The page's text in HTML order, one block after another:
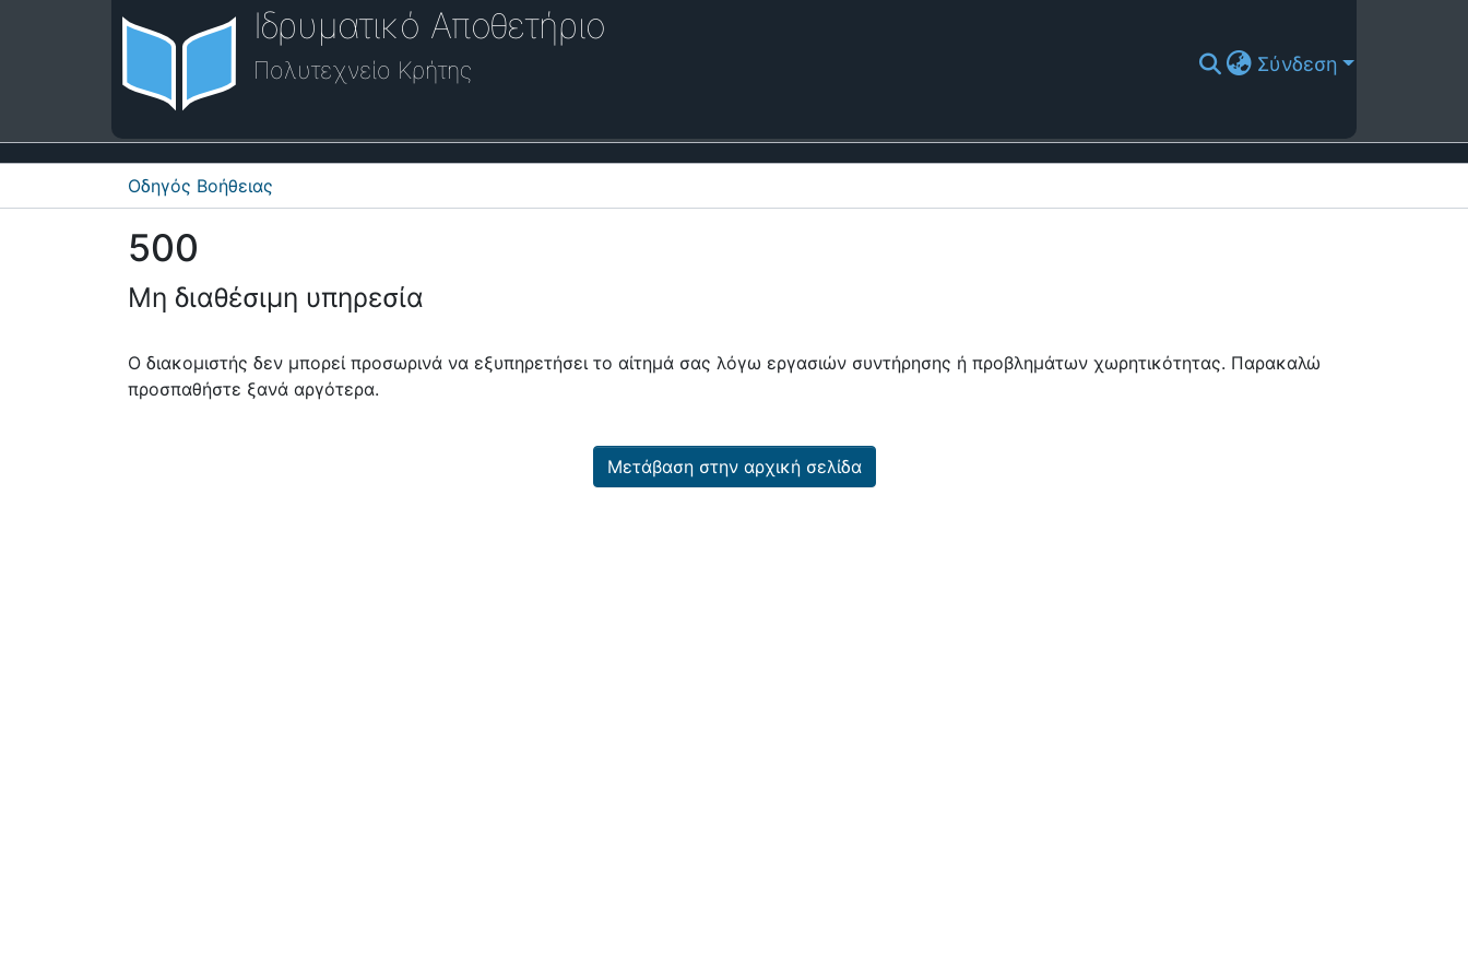
Ιδρυματικό Αποθετήριο
Πολυτεχνείο Κρήτης Σύνδεση
Οδηγός Βοήθειας
500
Μη διαθέσιμη υπηρεσία
Ο διακομιστής δεν μπορεί προσωρινά να εξυπηρετήσει το αίτημά σας λόγω εργασιών συντήρησης ή προβλημάτων χωρητικότητας. Παρακαλώ
προσπαθήστε ξανά αργότερα.
Μετάβαση στην αρχική σελίδα